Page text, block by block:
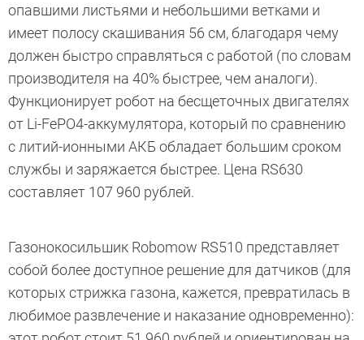
опавшими листьями и небольшими ветками и
имеет полосу скашивания 56 см, благодаря чему
должен быстро справляться с работой (по словам
производителя на 40% быстрее, чем аналоги).
Функционирует робот на бесщеточных двигателях
от Li-FePO4-аккумулятора, который по сравнению
с литий-ионными АКБ обладает большим сроком
службы и заряжается быстрее. Цена RS630
составляет 107 960 рублей.
Газонокосильшик Robomow RS510 представляет
собой более доступное решение для датчиков (для
которых стрижка газона, кажется, превратилась в
любимое развлечение и наказание одновременно):